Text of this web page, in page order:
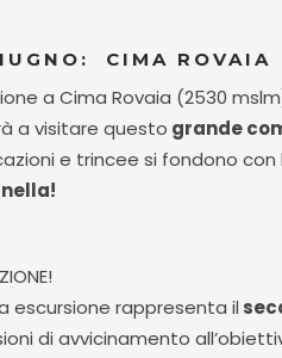
CIMA ROVAIA
a Cima Rovaia (2530
a visitare questo grande
e trincee si fondono con
escursione rappresenta il
di avvicinamento